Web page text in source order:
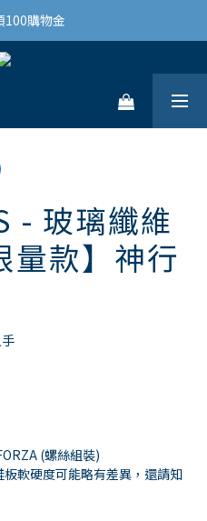
運(限台灣)
100購物金
運(限台灣)
- 玻璃纖維
量款】神行
(螺絲組裝)
軟硬度可能略有差異，還請知